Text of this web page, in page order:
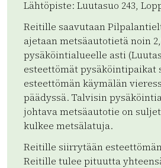
Lähtöpiste: Luutasuo 243,
Reitille saavutaan
ajetaan metsäautotietä noin
pysäköintialueelle asti
esteettömät pysäköintipaikat
esteettömän käymälän
päädyssä. Talvisin
johtava metsäautotie on
kulkee metsälatuja.
Reitille siirrytään
Reitille tulee pituutta